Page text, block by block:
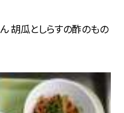
胡瓜としらすの酢のもの